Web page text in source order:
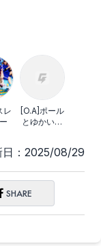
レ
[O.A]ポール
とゆかいな
日：2025/08/29
SHARE